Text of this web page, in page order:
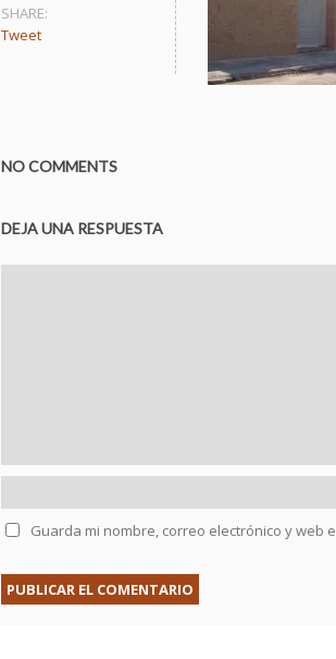
SHARE:
Tweet
NO COMMENTS
DEJA UNA RESPUESTA
Guarda mi nombre, correo electrónico y web